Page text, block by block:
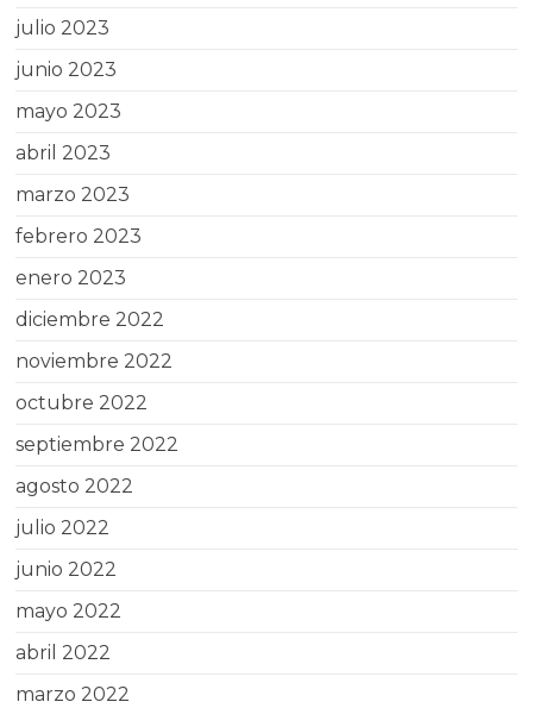
julio 2023
junio 2023
mayo 2023
abril 2023
marzo 2023
febrero 2023
enero 2023
diciembre 2022
noviembre 2022
octubre 2022
septiembre 2022
agosto 2022
julio 2022
junio 2022
mayo 2022
abril 2022
marzo 2022